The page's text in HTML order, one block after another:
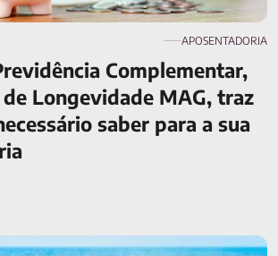
APOSENTADORIA
Complementar,
Longevidade MAG, traz
saber para a sua
mais cedo? Siga estes 5 passos